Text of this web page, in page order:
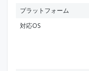
プラットフォーム
対応OS